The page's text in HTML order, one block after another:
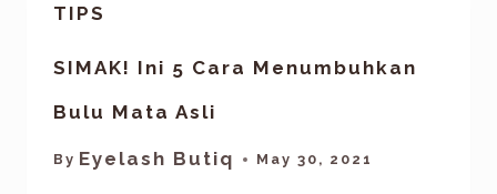
TIPS
SIMAK! Ini 5 Cara Menumbuhkan
Bulu Mata Asli
By Eyelash Butiq May 30, 2021